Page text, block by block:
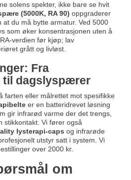
solens spekter, ikke bare se hvit
(5000K, RA 90) oppgraderer
du må bytte armatur. Ved 5000
som øker konsentrasjonen uten å
verdien før kjøp; lav
grått og livløst.
Fra
til dagslyspærer
farten eller målrettet mot spesifikke
er en batteridrevet løsning
gir infrarød varme der det trengs,
stikkontakt. Vi fører også
lysterapi-caps og infrarøde
utstyr satt i system. Vi
over 2000 kr.
om